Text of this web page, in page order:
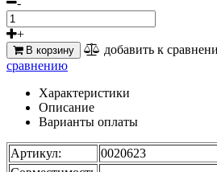
+
В корзину добавить к
сравнению
Характеристики
Описание
Варианты оплаты
Артикул:
0020623